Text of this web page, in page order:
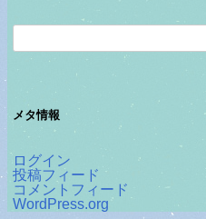
メタ情報
ログイン
投稿フィード
コメントフィード
WordPress.org